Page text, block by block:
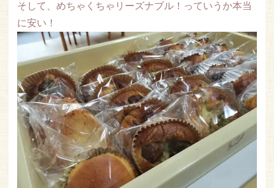
そして、めちゃくちゃリーズナブル！っていうか本当
に安い！